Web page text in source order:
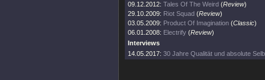
09.12.2012: Tales Of The Weird (Review)
29.10.2009: Riot Squad (Review)
03.05.2009: Product Of Imagination (Classic)
06.01.2008: Electrify (Review)
Interviews
14.05.2017: 30 Jahre Qualität und absolute